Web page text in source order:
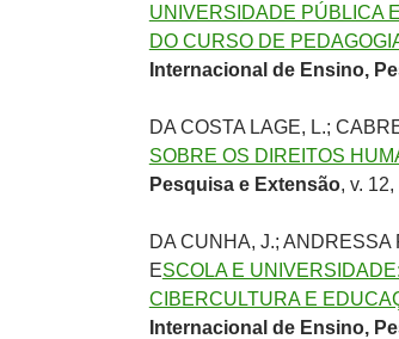
UNIVERSIDADE PÚBLICA
DO CURSO DE
Internacional de Ensino,
DA COSTA LAGE, L.;
SOBRE OS DIREITOS
Pesquisa e Extensão, v.
DA CUNHA, J.;
ESCOLA E
CIBERCULTURA E
Internacional de Ensino,